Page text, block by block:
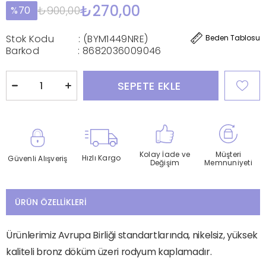
70 ₺900,00₺270,00
Beden Tablosu
Stok Kodu
(BYM1449NRE)
Barkod
: 8682036009046
Güvenli Alışveriş Hızlı Kargo
Kolay İade ve
Değişim
Müşteri
Memnuniyeti
ÜRÜN ÖZELLIKLERI
Ürünlerimiz Avrupa Birliği standartlarında, nikelsiz, yüksek
kaliteli bronz döküm üzeri rodyum kaplamadır.